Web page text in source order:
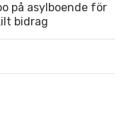
på asylboende för
bidrag